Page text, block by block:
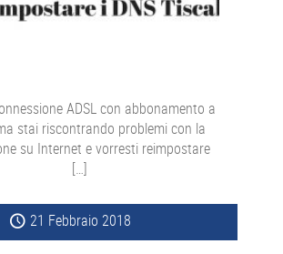
ADSL con abbonamento a
stai riscontrando problemi con la
su Internet e vorresti reimpostare
[…]
21 Febbraio 2018